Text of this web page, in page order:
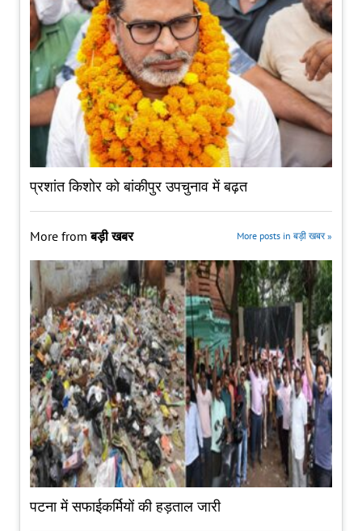
प्रशांत किशोर को बांकीपुर उपचुनाव में बढ़त
More fromबड़ी खबर More posts in बड़ी खबर »
पटना में सफाईकर्मियों की हड़ताल जारी